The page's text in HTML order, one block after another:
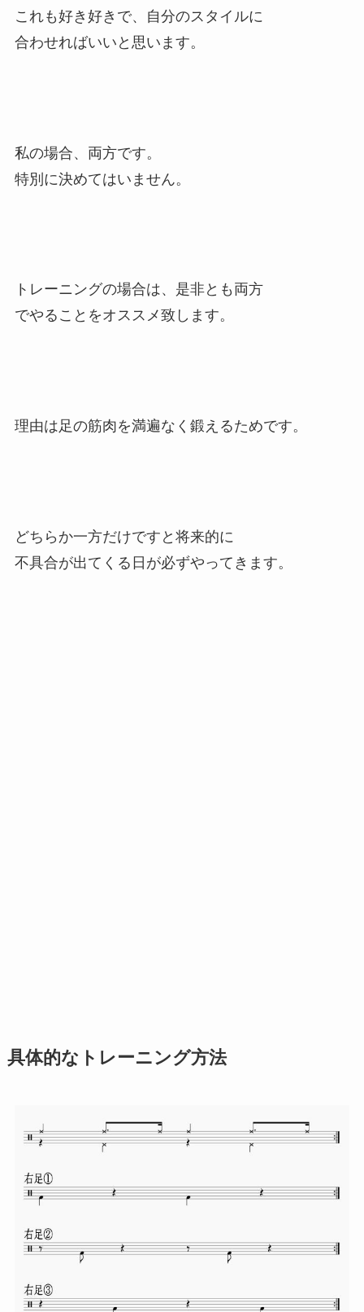
これも好き好きで、自分のスタイルに
合わせればいいと思います。
私の場合、両方です。
特別に決めてはいません。
トレーニングの場合は、是非とも両方
でやることをオススメ致します。
理由は足の筋肉を満遍なく鍛えるためです。
どちらか一方だけですと将来的に
不具合が出てくる日が必ずやってきます。
具体的なトレーニング方法